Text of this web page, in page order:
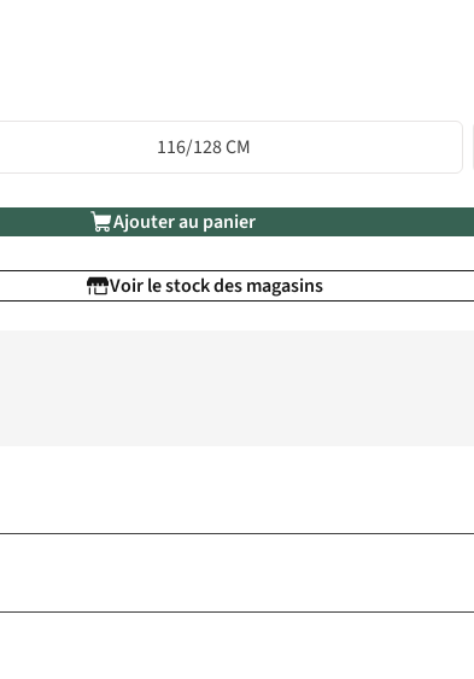
116/128 CM
Ajouter au panier
Voir le stock des magasins